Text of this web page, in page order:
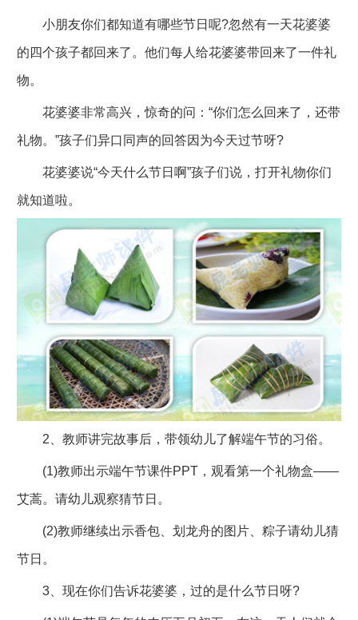
小朋友你们都知道有哪些节日呢?忽然有一天花婆婆
的四个孩子都回来了。他们每人给花婆婆带回来了一件礼
物。
花婆婆非常高兴，惊奇的问：“你们怎么回来了，还带
礼物。”孩子们异口同声的回答因为今天过节呀?
花婆婆说“今天什么节日啊”孩子们说，打开礼物你们
就知道啦。
2、教师讲完故事后，带领幼儿了解端午节的习俗。
(1)教师出示端午节课件PPT，观看第一个礼物盒——
艾蒿。请幼儿观察猜节日。
(2)教师继续出示香包、划龙舟的图片、粽子请幼儿猜
节日。
3、现在你们告诉花婆婆，过的是什么节日呀?